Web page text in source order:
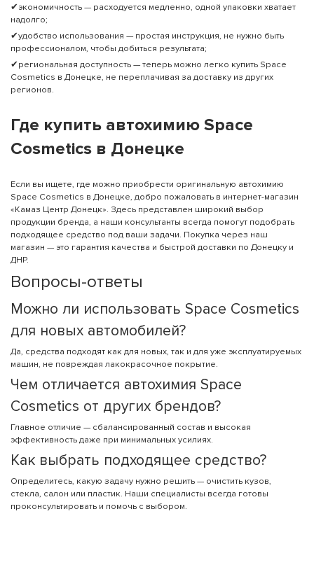
✔экономичность — расходуется медленно, одной упаковки хватает
надолго;
✔удобство использования — простая инструкция, не нужно быть
профессионалом, чтобы добиться результата;
✔региональная доступность — теперь можно легко купить Space
Cosmetics в Донецке, не переплачивая за доставку из других
регионов.
Где купить автохимию Space
Cosmetics в Донецке
Если вы ищете, где можно приобрести оригинальную автохимию
Space Cosmetics в Донецке, добро пожаловать в интернет-магазин
«Камаз Центр Донецк». Здесь представлен широкий выбор
продукции бренда, а наши консультанты всегда помогут подобрать
подходящее средство под ваши задачи. Покупка через наш
магазин — это гарантия качества и быстрой доставки по Донецку и
ДНР.
Вопросы-ответы
Можно ли использовать Space Cosmetics
для новых автомобилей?
Да, средства подходят как для новых, так и для уже эксплуатируемых
машин, не повреждая лакокрасочное покрытие.
Чем отличается автохимия Space
Cosmetics от других брендов?
Главное отличие — сбалансированный состав и высокая
эффективность даже при минимальных усилиях.
Как выбрать подходящее средство?
Определитесь, какую задачу нужно решить — очистить кузов,
стекла, салон или пластик. Наши специалисты всегда готовы
проконсультировать и помочь с выбором.